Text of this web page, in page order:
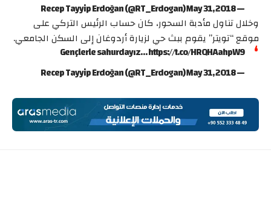
— Recep Tayyip Erdoğan (@RT_Erdogan) May 31, 2018
وخلال تناول مأدبة السحور، كان حساب الرئيس التركي على
موقع “تويتر” يقوم ببث حي لزيارة أردوغان إلى السكن الجامعي.
Gençlerle sahurdayız… https://t.co/HRQHAahpW9
— Recep Tayyip Erdoğan (@RT_Erdogan) May 31, 2018